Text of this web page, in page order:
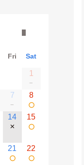
Fri Sat
1
−
7
−
8
14
✕
15
21 22